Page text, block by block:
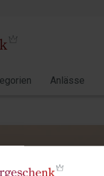
Anlässe